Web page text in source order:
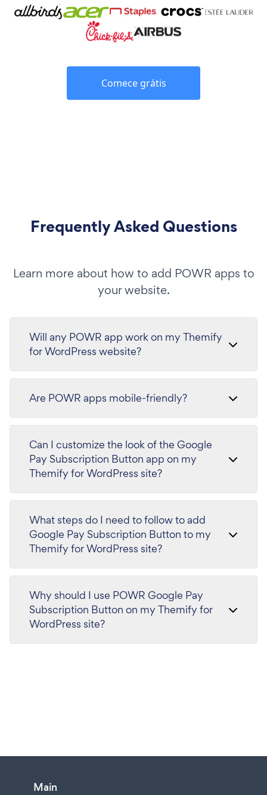
Comece grátis
Frequently Asked Questions
Learn more about how to add POWR apps to
your website.
Will any POWR app work on my Themify
for WordPress website?
Are POWR apps mobile-friendly?
Can I customize the look of the Google
Pay Subscription Button app on my
Themify for WordPress site?
What steps do I need to follow to add
Google Pay Subscription Button to my
Themify for WordPress site?
Why should I use POWR Google Pay
Subscription Button on my Themify for
WordPress site?
Main